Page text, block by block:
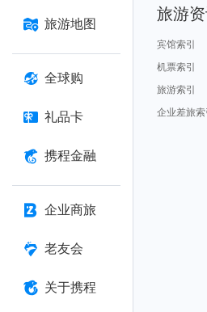
旅游地图
全球购
礼品卡
携程金融
企业商旅
老友会
关于携程
旅游
宾馆索引
机票索引
旅游索引
企业差旅索